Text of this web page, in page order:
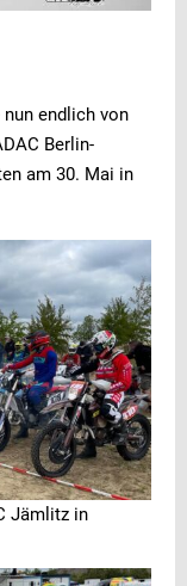
endlich von
Berlin-
am 30. Mai in
Jämlitz in